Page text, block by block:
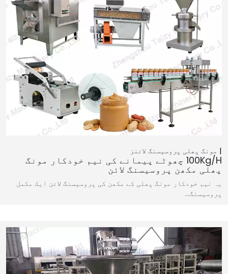
مونگ پھلی پروسیسنگ لائنز
100Kg/h چھوٹے پیمانے کی نیم خودکار مونگ
پھلی مکھن پروسیسنگ لائن
یہ نیم خودکار مونگ پھلی کے مکھن کی پروسیسنگ لائن ایک مکمل
پروسیسنگ…